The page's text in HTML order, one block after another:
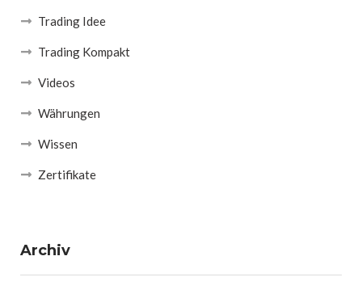
Trading Idee
Trading Kompakt
Videos
Währungen
Wissen
Zertifikate
Archiv